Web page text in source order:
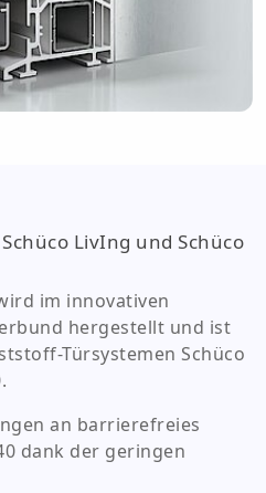
LivIng und Schüco
im innovativen
hergestellt und ist
Türsystemen Schüco
an barrierefreies
dank der geringen